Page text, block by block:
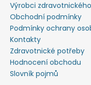
Výrobci
Obchodní podmínky
Podmínky ochrany
Kontakty
Zdravotnické potřeby
Hodnocení obchodu
Slovník pojmů